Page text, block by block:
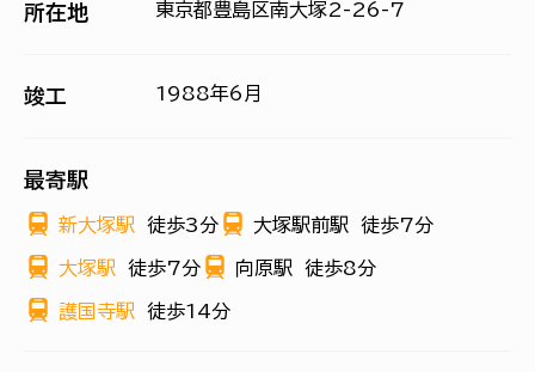
所在地 東京都豊島区南大塚2-26-7
竣工 1988年6月
最寄駅
新大塚駅 徒歩3分 大塚駅前駅 徒歩7分
大塚駅 徒歩7分 向原駅 徒歩8分
護国寺駅 徒歩14分